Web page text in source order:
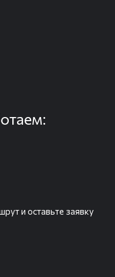
и оставьте заявку